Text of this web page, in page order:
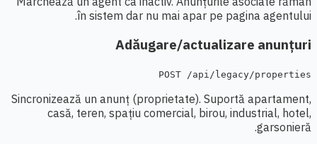
în sistem dar nu mai apar pe pagina agentului.
Adăugare/actualizare anunțuri
POST /api/legacy/properties
Sincronizează un anunț (proprietate). Suportă apartament,
casă, teren, spațiu comercial, birou, industrial, hotel,
garsonieră.